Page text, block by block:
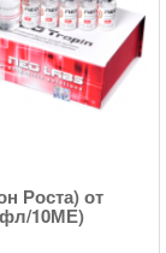
Роста) от
10МЕ)